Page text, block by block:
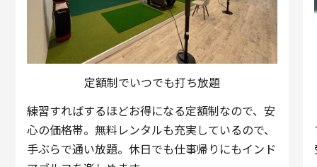
定額制でいつでも打ち放題
練習すればするほどお得になる定額制なので、安
心の価格帯。無料レンタルも充実しているので、
手ぶらで通い放題。休日でも仕事帰りにもインド